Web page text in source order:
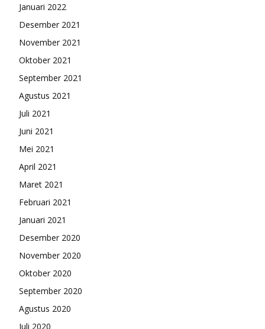
Januari 2022
Desember 2021
November 2021
Oktober 2021
September 2021
Agustus 2021
Juli 2021
Juni 2021
Mei 2021
April 2021
Maret 2021
Februari 2021
Januari 2021
Desember 2020
November 2020
Oktober 2020
September 2020
Agustus 2020
Juli 2020